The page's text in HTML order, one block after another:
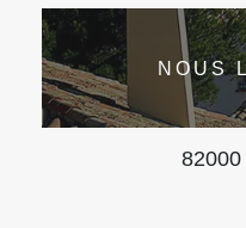
NOUS
82000